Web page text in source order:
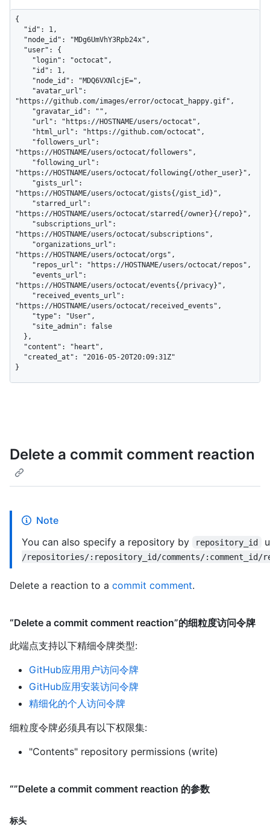
{
"https://github.com/images/error/octocat_happy.gif",
"https://HOSTNAME/users/octocat/followers",
"https://HOSTNAME/users/octocat/following{/other_user}",
"https://HOSTNAME/users/octocat/gists{/gist_id}",
"https://HOSTNAME/users/octocat/starred{/owner}{/repo}",
"https://HOSTNAME/users/octocat/subscriptions",
"https://HOSTNAME/users/octocat/orgs",
"https://HOSTNAME/users/octocat/events{/privacy}",
"https://HOSTNAME/users/octocat/received_events",
}
Delete a commit comment reaction
Note
You can also specify a repository by
repository_id
/repositories/:repository_id/comments/
Delete a reaction to a commit comment.
“Delete a commit comment reaction”的细粒度访问令牌
此端点支持以下精细令牌类型:
GitHub应用用户访问令牌
GitHub应用安装访问令牌
精细化的个人访问令牌
细粒度令牌必须具有以下权限集:
"Contents" repository permissions (write)
“”Delete a commit comment reaction 的参数
标头